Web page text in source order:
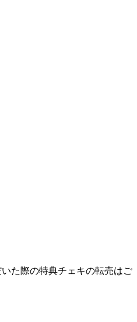
た際の特典チェキの転売はご
。